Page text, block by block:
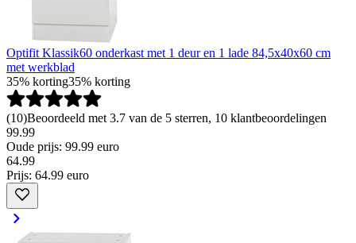
Optifit Klassik60 onderkast met 1 deur en 1 lade 84,5x40x60 cm
met werkblad
35% korting35% korting
(10)Beoordeeld met 3.7 van de 5 sterren, 10 klantbeoordelingen
99.99
Oude prijs: 99.99 euro
64.99
Prijs: 64.99 euro